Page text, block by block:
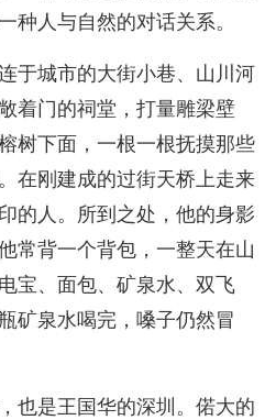
种人与自然的对话关系。
于城市的大街小巷、山川河
着门的祠堂，打量雕梁壁
树下面，一根一根抚摸那些
在刚建成的过街天桥上走来
的人。所到之处，他的身影
常背一个背包，一整天在山
宝、面包、矿泉水、双飞
矿泉水喝完，嗓子仍然冒
也是王国华的深圳。偌大的